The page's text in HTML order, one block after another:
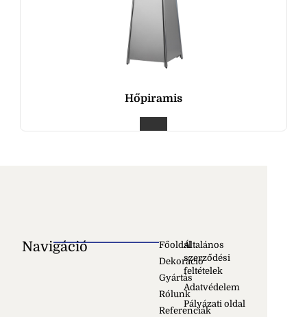
Hőpiramis
Navigáció
Főoldal
Dekoráció
Gyártás
Rólunk
Referenciák
Általános
szerződési
feltételek
Adatvédelem
Pályázati oldal